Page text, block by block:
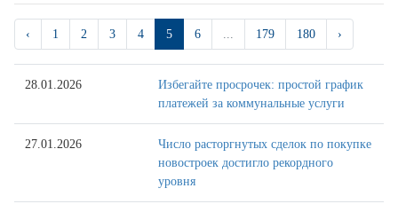
‹ 1 2 3 4 5 6 ... 179 180 ›
28.01.2026
Избегайте просрочек: простой график
платежей за коммунальные услуги
27.01.2026
Число расторгнутых сделок по покупке
новостроек достигло рекордного
уровня